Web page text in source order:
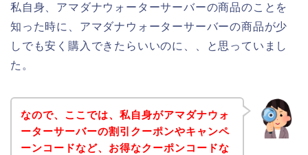
私自身、アマダナウォーターサーバーの商品のことを
知った時に、アマダナウォーターサーバーの商品が少
しでも安く購入できたらいいのに、、と思っていまし
た。
なので、ここでは、私自身がアマダナウォ
ーターサーバーの割引クーポンやキャンペ
ーンコードなど、お得なクーポンコードな